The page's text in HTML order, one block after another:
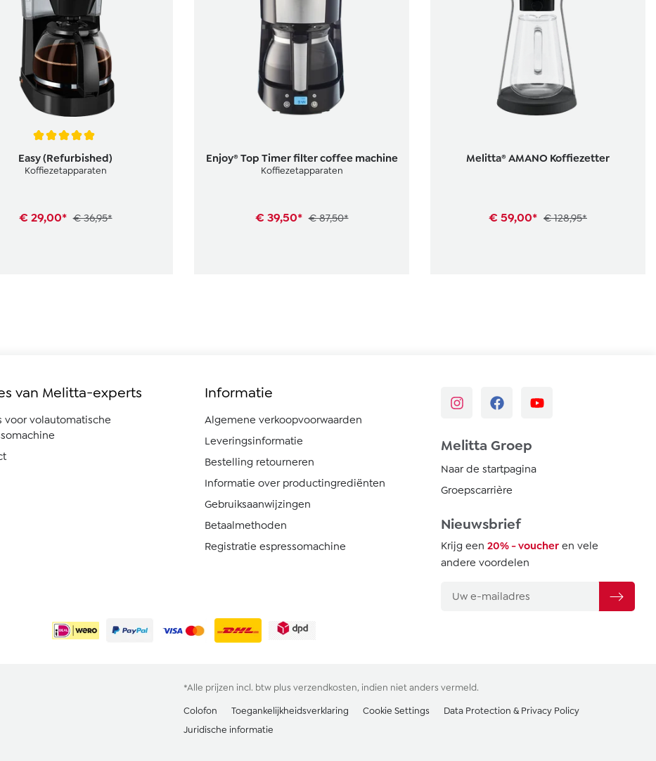
waardering van 5 van 5 sterren
Easy (Refurbished)
Koffiezetapparaten
€ 29,00* € 36,95*
Enjoy® Top Timer filter coffee machine
Koffiezetapparaten
€ 39,50* € 87,50*
Melitta® AMANO Koffiezetter
€ 59,00* € 128,95*
van Melitta-experts
voor volautomatische
Informatie
Algemene verkoopvoorwaarden
Leveringsinformatie
Bestelling retourneren
Informatie over productingrediënten
Gebruiksaanwijzingen
Betaalmethoden
Registratie espressomachine
Melitta Groep
Naar de startpagina
Groepscarrière
Nieuwsbrief
Krijg een 20% - voucher en vele
andere voordelen
*Alle prijzen incl. btw plus verzendkosten, indien niet anders vermeld.
Colofon
Toegankelijkheidsverklaring Cookie Settings
Data Protection & Privacy Policy
Juridische informatie